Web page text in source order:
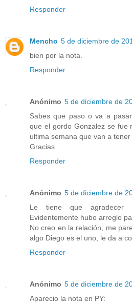
Responder
Mencho 5 de diciembre de
bien por la nota.
Responder
Anónimo 5 de diciembre de
Sabes que paso o va a
que el gordo Gonzalez se fue
ultima semana que van a
Gracias
Responder
Anónimo 5 de diciembre de
Le tiene que agradecer
Evidentemente hubo arreglo
No creo en la relación, me
algo Diego es el uno, le da a
Responder
Anónimo 5 de diciembre de
Aparecio la nota en PY: